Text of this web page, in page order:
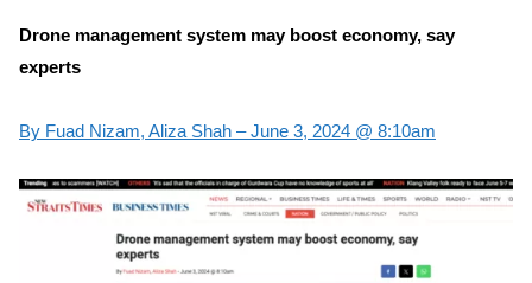
Drone management system may boost economy, say
experts
By Fuad Nizam, Aliza Shah – June 3, 2024 @ 8:10am